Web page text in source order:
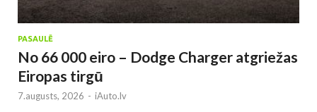
PASAULĒ
No 66 000 eiro – Dodge Charger atgriežas
Eiropas tirgū
7.augusts, 2026 - iAuto.lv